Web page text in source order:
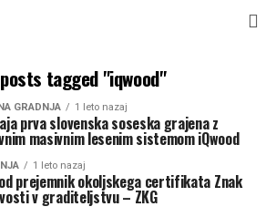
tagged "iqwood"
GRADNJA 1 leto nazaj
prva slovenska soseska grajena z
masivnim lesenim sistemom iQwood
1 leto nazaj
prejemnik okoljskega certifikata Znak
v graditeljstvu – ZKG